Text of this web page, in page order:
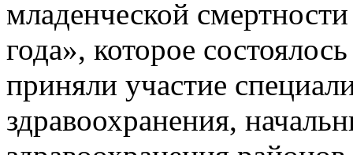
младенческой
года», которое
приняли участие
здравоохранения,